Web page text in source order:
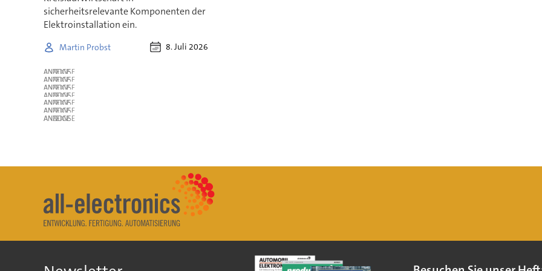
sicherheitsrelevante Komponenten der
Elektroinstallation ein.
Martin Probst 8. Juli 2026
ANZEIGE
ANZEIGE
ANZEIGE
ANZEIGE
ANZEIGE
ANZEIGE
ANZEIGE